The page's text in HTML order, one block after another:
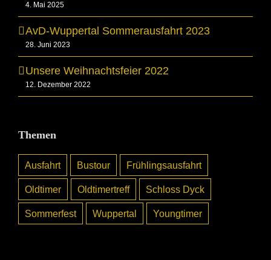
4. Mai 2025
AvD-Wuppertal Sommerausfahrt 2023
28. Juni 2023
Unsere Weihnachtsfeier 2022
12. Dezember 2022
Themen
Ausfahrt Bustour Frühlingsausfahrt
Oldtimer Oldtimertreff Schloss Dyck
Sommerfest Wuppertal Youngtimer